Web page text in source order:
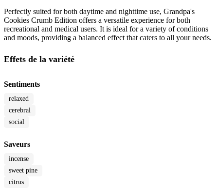
Perfectly suited for both daytime and nighttime use, Grandpa's
Cookies Crumb Edition offers a versatile experience for both
recreational and medical users. It is ideal for a variety of conditions
and moods, providing a balanced effect that caters to all your needs.
Effets de la variété
Sentiments
relaxed
cerebral
social
Saveurs
incense
sweet pine
citrus